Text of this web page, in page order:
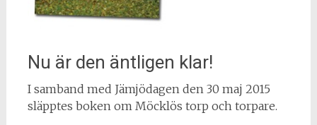
Nu är den äntligen klar!
I samband med Jämjödagen den 30 maj 2015
släpptes boken om Möcklös torp och torpare.